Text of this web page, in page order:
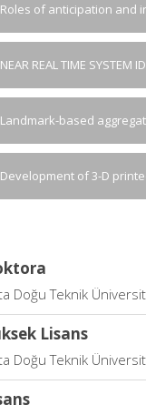
Roles of anticipation and
NEAR REAL TIME SYSTEM
Landmark-based
Development of 3-D
Doğu Teknik
Lisans
Doğu Teknik